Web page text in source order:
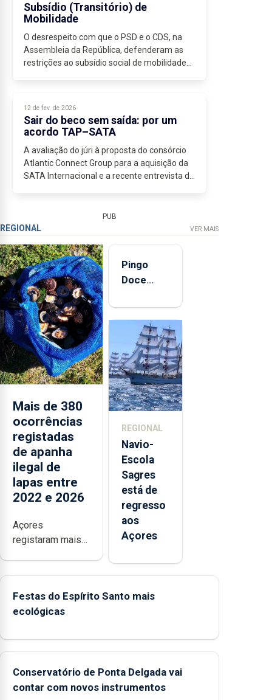
Subsídio (Transitório) de
Mobilidade
O desrespeito com que o PSD e o CDS, na
Assembleia da República, defenderam as
restrições ao subsídio social de mobilidade
12 de fev. de 2026
Sair do beco sem saída: por um
acordo TAP–SATA
A avaliação do júri à proposta do consórcio
Atlantic Connect Group para a aquisição da
SATA Internacional e a recente entrevista do
PUB
REGIONAL VER MAIS
Mais de 380
ocorrências
registadas
de apanha
ilegal de
lapas entre
2022 e 2026
Açores
registaram mais
inspeções
relacionadas com
lapas entre 2022
Flores apresenta
um “decréscimo
Pingo
Doce
quinta-
feira nova
loja em
São
Sebastião
e cria 30
postos de
REGIONAL
Navio-
Escola
Sagres
está de
regresso
aos
Açores
Festas do Espírito Santo mais
ecológicas
Conservatório de Ponta Delgada vai
contar com novos instrumentos